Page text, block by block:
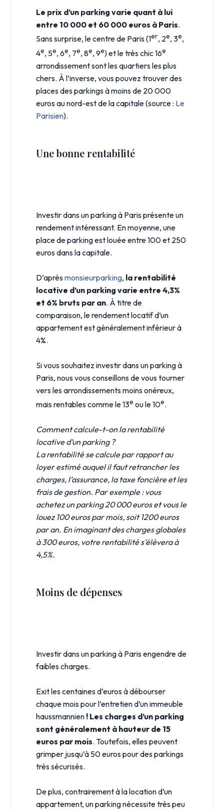
Le prix d’un parking varie quant à lui
entre 10 000 et 60 000 euros à Paris.
Sans surprise, le centre de Paris (1er, 2e, 3e,
4e, 5e, 6e, 7e, 8e, 9e) et le très chic 16e
arrondissement sont les quartiers les plus
chers. À l’inverse, vous pouvez trouver des
places des parkings à moins de 20 000
euros au nord-est de la capitale (source : Le
Parisien).
Une bonne rentabilité
Investir dans un parking à Paris présente un
rendement intéressant. En moyenne, une
place de parking est louée entre 100 et 250
euros dans la capitale.
D’aprèsmonsieurparking, la rentabilité
locative d’un parking varie entre 4,3%
et 6% bruts par an. À titre de
comparaison, le rendement locatif d’un
appartement est généralement inférieur à
4%.
Si vous souhaitez investir dans un parking à
Paris, nous vous conseillons de vous tourner
vers les arrondissements moins onéreux,
mais rentables comme le 13e ou le 10e.
Comment calcule-t-on la rentabilité
locative d’un parking ?
La rentabilité se calcule par rapport au
loyer estimé auquel il faut retrancher les
charges, l’assurance, la taxe foncière et les
frais de gestion. Par exemple : vous
achetez un parking 20 000 euros et vous le
louez 100 euros par mois, soit 1200 euros
par an. En imaginant des charges globales
à 300 euros, votre rentabilité s’élèvera à
4,5%.
Moins de dépenses
Investir dans un parking à Paris engendre de
faibles charges.
Exit les centaines d’euros à débourser
chaque mois pour l’entretien d’un immeuble
haussmannien ! Les charges d’un parking
sont généralement à hauteur de 15
euros par mois. Toutefois, elles peuvent
grimper jusqu’à 50 euros pour des parkings
très sécurisés.
De plus, contrairement à la location d’un
appartement, un parking nécessite très peu